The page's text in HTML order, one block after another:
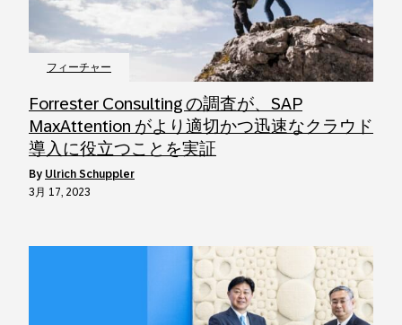
フィーチャー
Forrester Consulting の調査が、SAP
MaxAttention がより適切かつ迅速なクラウド
導入に役立つことを実証
by Ulrich Schuppler
3月 17, 2023